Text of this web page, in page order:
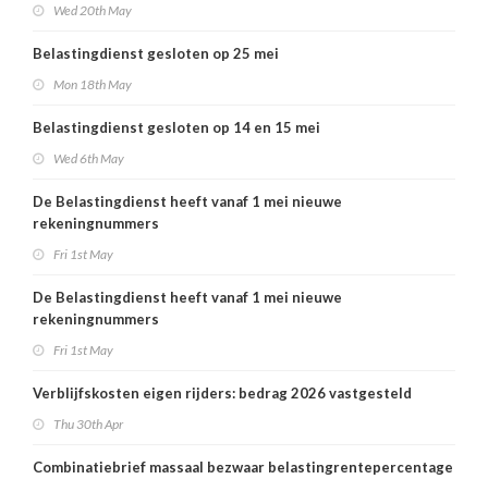
Wed 20th May
Belastingdienst gesloten op 25 mei
Mon 18th May
Belastingdienst gesloten op 14 en 15 mei
Wed 6th May
De Belastingdienst heeft vanaf 1 mei nieuwe
rekeningnummers
Fri 1st May
De Belastingdienst heeft vanaf 1 mei nieuwe
rekeningnummers
Fri 1st May
Verblijfskosten eigen rijders: bedrag 2026 vastgesteld
Thu 30th Apr
Combinatiebrief massaal bezwaar belastingrentepercentage